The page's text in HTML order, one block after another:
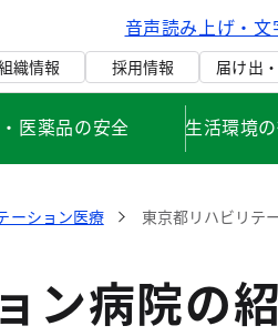
音声読み上げ・
織情報 採用情報 届け出
医薬品の安全 生活環境
ーション医療 東京都リハビリテ
ン病院の